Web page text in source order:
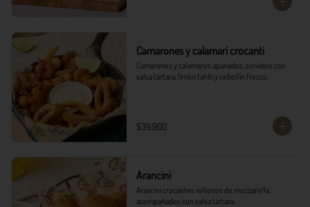
Camarones y calamari crocanti
Camarones y calamares apanados, servidos con
salsa tártara, limón tahití y cebollín fresco.
$39.900
Arancini
Arancini crocantes rellenos de mozzarella,
acompañados con salsa tártara.